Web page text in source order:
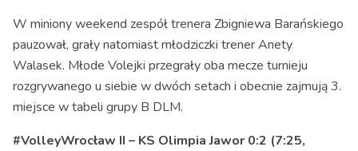
W miniony weekend zespół trenera Zbigniewa Barańskiego
pauzował, grały natomiast młodziczki trener Anety
Walasek. Młode Volejki przegrały oba mecze turnieju
rozgrywanego u siebie w dwóch setach i obecnie zajmują 3.
miejsce w tabeli grupy B DLM.
#VolleyWrocław II – KS Olimpia Jawor 0:2 (7:25,